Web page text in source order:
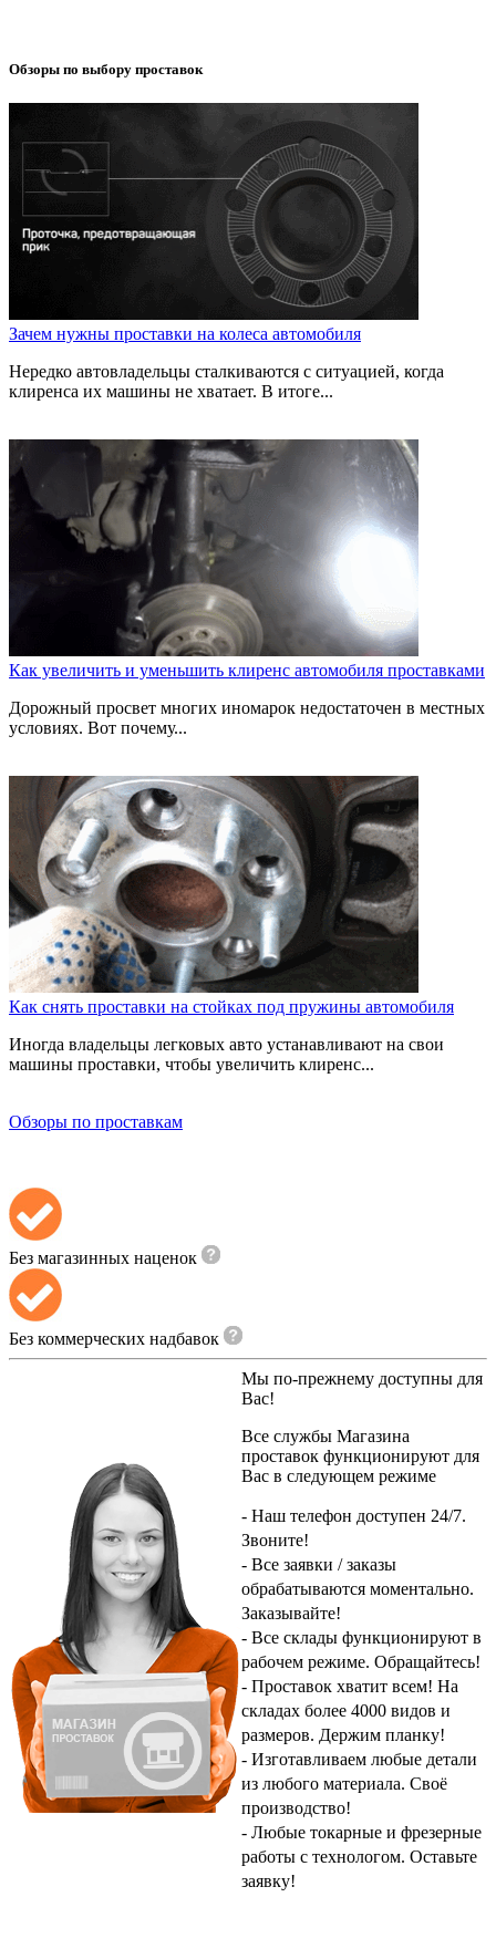
Обзоры по выбору проставок
Зачем нужны проставки на колеса автомобиля
Нередко автовладельцы сталкиваются с ситуацией, когда
клиренса их машины не хватает. В итоге...
Как увеличить и уменьшить клиренс автомобиля проставками
Дорожный просвет многих иномарок недостаточен в местных
условиях. Вот почему...
Как снять проставки на стойках под пружины автомобиля
Иногда владельцы легковых авто устанавливают на свои
машины проставки, чтобы увеличить клиренс...
Обзоры по проставкам
Без магазинных наценок
Без коммерческих надбавок
Мы по-прежнему доступны для
Вас!
Все службы Магазина
проставок функционируют для
Вас в следующем режиме
- Наш телефон доступен 24/7.
Звоните!
- Все заявки / заказы
обрабатываются моментально.
Заказывайте!
- Все склады функционируют в
рабочем режиме. Обращайтесь!
- Проставок хватит всем! На
складах более 4000 видов и
размеров. Держим планку!
- Изготавливаем любые детали
из любого материала. Своё
производство!
- Любые токарные и фрезерные
работы с технологом. Оставьте
заявку!